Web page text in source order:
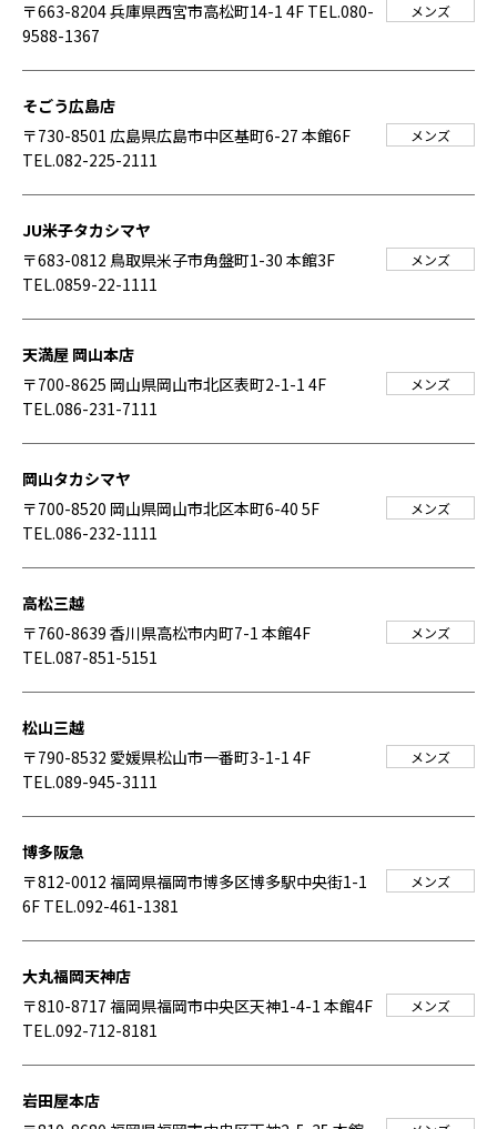
〒663-8204 兵庫県西宮市高松町14-1 4F TEL.080-
9588-1367
メンズ
そごう広島店
〒730-8501 広島県広島市中区基町6-27 本館6F
TEL.082-225-2111
メンズ
JU米子タカシマヤ
〒683-0812 鳥取県米子市角盤町1-30 本館3F
TEL.0859-22-1111
メンズ
天満屋 岡山本店
〒700-8625 岡山県岡山市北区表町2-1-1 4F
TEL.086-231-7111
メンズ
岡山タカシマヤ
〒700-8520 岡山県岡山市北区本町6-40 5F
TEL.086-232-1111
メンズ
高松三越
〒760-8639 香川県高松市内町7-1 本館4F
TEL.087-851-5151
メンズ
松山三越
〒790-8532 愛媛県松山市一番町3-1-1 4F
TEL.089-945-3111
メンズ
博多阪急
〒812-0012 福岡県福岡市博多区博多駅中央街1-1
6F TEL.092-461-1381
メンズ
大丸福岡天神店
〒810-8717 福岡県福岡市中央区天神1-4-1 本館4F
TEL.092-712-8181
メンズ
岩田屋本店